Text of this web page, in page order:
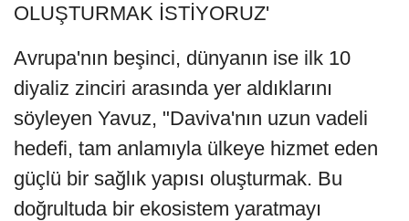
OLUŞTURMAK İSTİYORUZ'
Avrupa'nın beşinci, dünyanın ise ilk 10
diyaliz zinciri arasında yer aldıklarını
söyleyen Yavuz, "Daviva'nın uzun vadeli
hedefi, tam anlamıyla ülkeye hizmet eden
güçlü bir sağlık yapısı oluşturmak. Bu
doğrultuda bir ekosistem yaratmayı